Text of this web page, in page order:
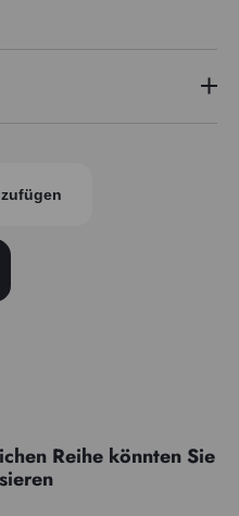
Reihe könnten Sie